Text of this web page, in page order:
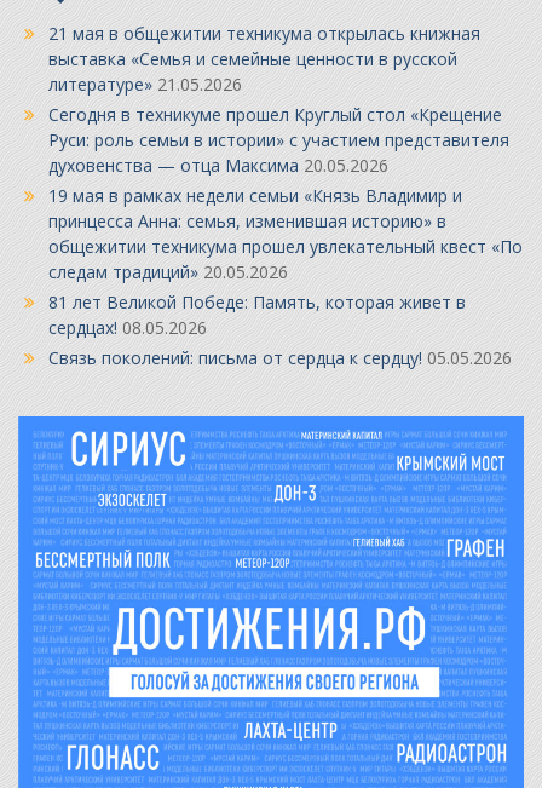
21 мая в общежитии техникума открылась книжная
выставка «Семья и семейные ценности в русской
литературе» 21.05.2026
Сегодня в техникуме прошел Круглый стол «Крещение
Руси: роль семьи в истории» с участием представителя
духовенства — отца Максима 20.05.2026
19 мая в рамках недели семьи «Князь Владимир и
принцесса Анна: семья, изменившая историю» в
общежитии техникума прошел увлекательный квест «По
следам традиций» 20.05.2026
81 лет Великой Победе: Память, которая живет в
сердцах! 08.05.2026
Связь поколений: письма от сердца к сердцу! 05.05.2026